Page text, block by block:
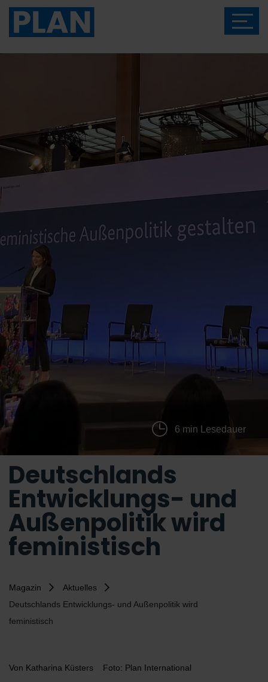
6 min Lesedauer
Deutschlands
Entwicklungs- und
Außenpolitik wird
feministisch
Magazin
Aktuelles
Deutschlands Entwicklungs- und Außenpolitik wird
feministisch
Von Katharina Küsters Foto: Plan International